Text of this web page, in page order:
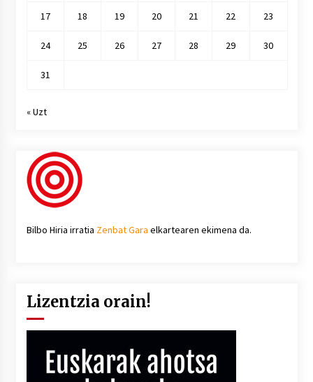
17 18 19 20 21 22 23
24 25 26 27 28 29 30
31
« Uzt
Bilbo Hiria irratia Zenbat Gara elkartearen ekimena da.
Lizentzia orain!